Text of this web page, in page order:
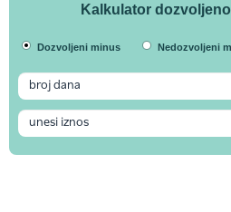
Kalkulator
Dozvoljeni minus Nedozvoljeni